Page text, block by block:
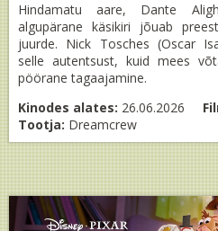
Hindamatu aare, Dante
algupärane käsikiri jõuab
juurde. Nick Tosches (Oscar
selle autentsust, kuid mees
pöörane tagaajamine.
Kinodes alates: 26.06.2026
Tootja: Dreamcrew